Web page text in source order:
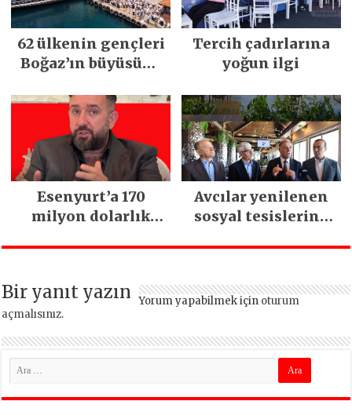
62 ülkenin gençleri
Boğaz’ın büyüsüne
Tercih çadırlarına
yoğun ilgi
Esenyurt’a 170
milyon dolarlık
İstanbul’un tek
Avcılar yenilenen
sosyal tesislerine
Bir yanıt yazın Yorum yapabilmek için oturum
açmalısınız.